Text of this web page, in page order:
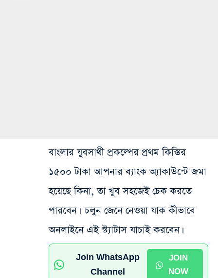
বাংলার যুবসাথী প্রকল্পের প্রথম কিস্তির
১৫০০ টাকা আপনার ব্যাংক অ্যাকাউন্টে জমা
হয়েছে কিনা, তা খুব সহজেই চেক করতে
পারবেন। চলুন জেনে নেওয়া যাক কীভাবে
অনলাইনে এই স্ট্যাটাস যাচাই করবেন।
Join WhatsApp
Channel
JOIN
NOW